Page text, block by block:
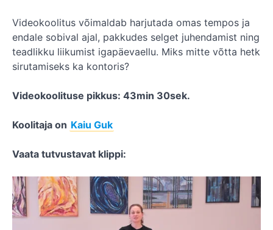
Videokoolitus võimaldab harjutada omas tempos ja
endale sobival ajal, pakkudes selget juhendamist ning
teadlikku liikumist igapäevaellu. Miks mitte võtta hetk
sirutamiseks ka kontoris?
Videokoolituse pikkus: 43min 30sek.
Koolitaja on Kaiu Guk
Vaata tutvustavat klippi: